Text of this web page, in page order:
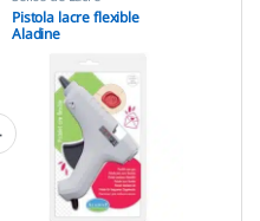
Pistola lacre flexible
Aladine